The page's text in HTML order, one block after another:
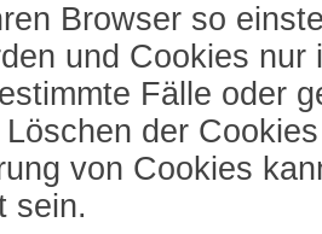
Browser so
und Cookies
Fälle oder
der
von Cookies
sein.